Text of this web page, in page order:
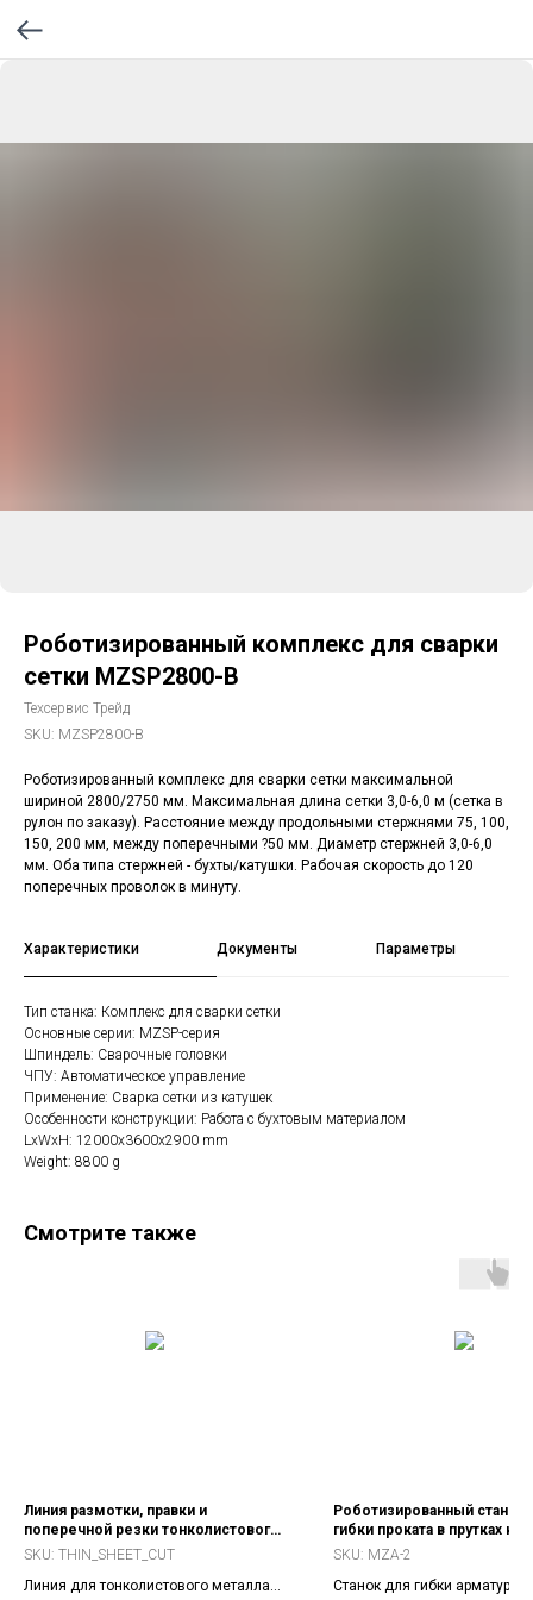
Роботизированный комплекс для сварки
сетки MZSP2800-B
Техсервис Трейд
SKU: MZSP2800-B
Роботизированный комплекс для сварки сетки максимальной
шириной 2800/2750 мм. Максимальная длина сетки 3,0-6,0 м (сетка в
рулон по заказу). Расстояние между продольными стержнями 75, 100,
150, 200 мм, между поперечными ?50 мм. Диаметр стержней 3,0-6,0
мм. Оба типа стержней - бухты/катушки. Рабочая скорость до 120
поперечных проволок в минуту.
Характеристики Документы Параметры
Тип станка: Комплекс для сварки сетки
Основные серии: MZSP-серия
Шпиндель: Сварочные головки
ЧПУ: Автоматическое управление
Применение: Сварка сетки из катушек
Особенности конструкции: Работа с бухтовым материалом
LxWxH: 12000x3600x2900 mm
Weight: 8800 g
Смотрите также
Линия размотки, правки и
поперечной резки тонколистового
металла
SKU: THIN_SHEET_CUT
Линия для тонколистового металла
Роботизированный станок
гибки проката в прутках
SKU: MZA-2
Станок для гибки